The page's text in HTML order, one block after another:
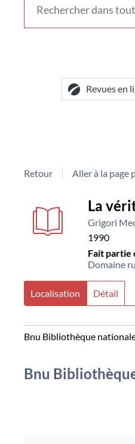
voir
Revues en
Retour Aller à la page
Détail
document
La
Grigori
1990
Fait partie
Domaine
Localisation Détail
Bnu Bibliothèque
Bnu